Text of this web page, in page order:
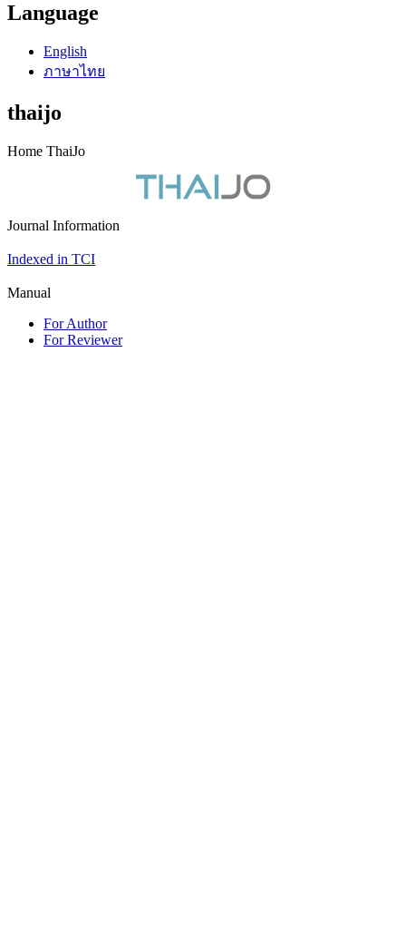
Language
English
ภาษาไทย
thaijo
Home ThaiJo
Journal Information
Indexed in TCI
Manual
For Author
For Reviewer